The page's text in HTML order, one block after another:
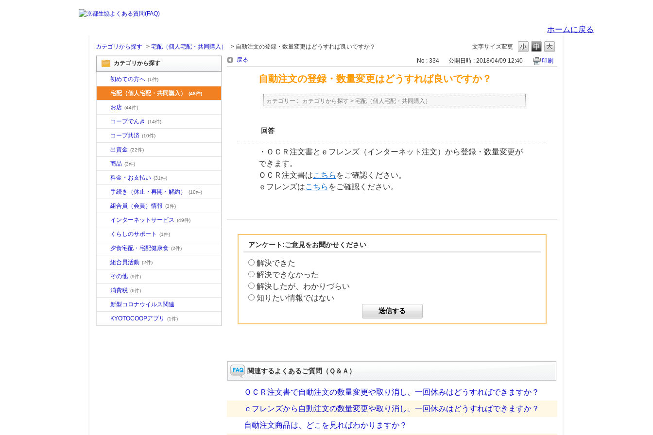
ホームに戻る
文字サイズ変更
カテゴリから探す > 宅配（個人宅配・共同購入） > 自動注文の登録・数量変更はどうすれば良いですか？
カテゴリから探す
初めての方へ (1件)
宅配（個人宅配・共同購入） (48件)
お店 (44件)
コープでんき (14件)
コープ共済 (10件)
出資金 (22件)
商品 (3件)
料金・お支払い (31件)
手続き（休止・再開・解約） (10件)
組合員（会員）情報 (3件)
インターネットサービス (49件)
くらしのサポート (1件)
夕食宅配・宅配健康食 (2件)
組合員活動 (2件)
その他 (9件)
消費税 (6件)
新型コロナウイルス関連
KYOTOCOOPアプリ (1件)
戻る No : 334 公開日時 : 2018/04/09 12:40 印刷
自動注文の登録・数量変更はどうすれば良いですか？
カテゴリー : カテゴリから探す > 宅配（個人宅配・共同購入）
回答
・ＯＣＲ注文書とｅフレンズ（インターネット注文）から登録・数量変更が
できます。
ＯＣＲ注文書はこちら をご確認ください。
ｅフレンズはこちら をご確認ください。
アンケート:ご意見をお聞かせください
解決できた
解決できなかった
解決したが、わかりづらい
知りたい情報ではない
関連するよくあるご質問（Ｑ＆Ａ）
ＯＣＲ注文書で自動注文の数量変更や取り消し、一回休みはどうすればできますか？
ｅフレンズから自動注文の数量変更や取り消し、一回休みはどうすればできますか？
自動注文商品は、どこを見ればわかりますか？